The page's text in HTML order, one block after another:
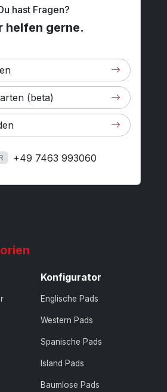
hast Fragen?
helfen gerne.
(beta)
+49 7463 993060
Konfigurator
Englische Pads
Western Pads
Spanische Pads
Island Pads
Baumlose Pads